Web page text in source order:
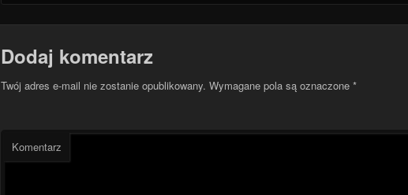
Dodaj komentarz
Twój adres e-mail nie zostanie opublikowany. Wymagane pola są oznaczone *
Komentarz